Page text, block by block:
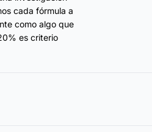
cada fórmula a
como algo que
es criterio